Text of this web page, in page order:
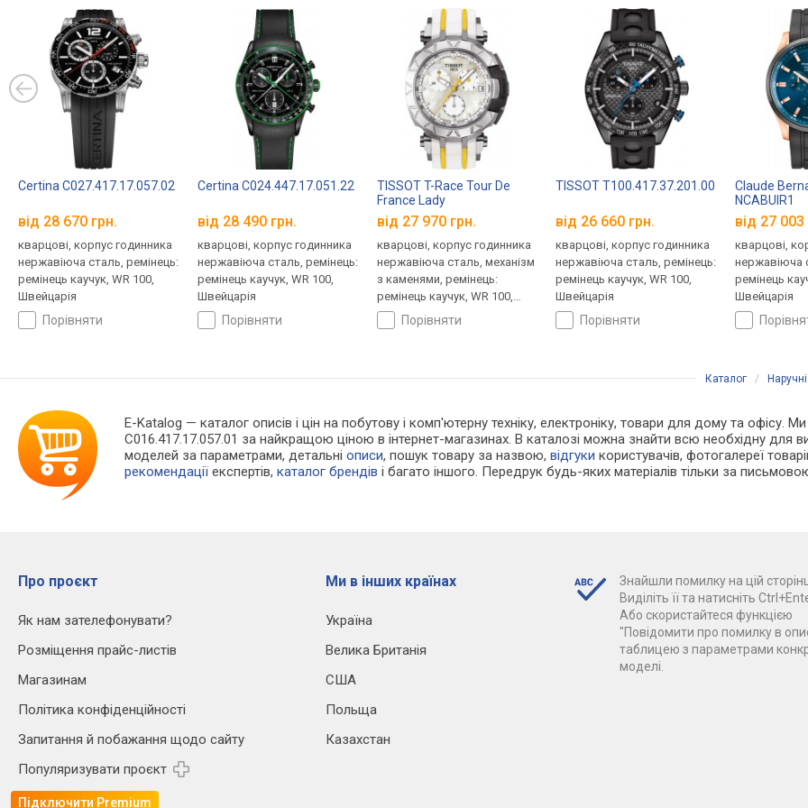
Certina C027.417.17.057.02
від 28 670 грн.
кварцові, корпус годинника
нержавіюча сталь, ремінець:
ремінець каучук, WR 100,
Швейцарія
порівняти
Certina C024.447.17.051.22
від 28 490 грн.
кварцові, корпус годинника
нержавіюча сталь, ремінець:
ремінець каучук, WR 100,
Швейцарія
порівняти
TISSOT T-Race Tour De
France Lady
T092.417.17.111.00
від 27 970 грн.
кварцові, корпус годинника
нержавіюча сталь, механізм
з каменями, ремінець:
ремінець каучук, WR 100,
Швейцаріяпорівняти
TISSOT T100.417.37.201.00
від 26 660 грн.
кварцові, корпус годинника
нержавіюча сталь, ремінець:
ремінець каучук, WR 100,
Швейцарія
порівняти
Claude
NCABUIR1
від 27 003
кварцові,
нержавіюча
ремінець
Швейцарія
Каталог /
E-Katalog — каталог описів і цін на побутову і комп'ютерну техніку, електроніку, товари для дому та офісу.
C016.417.17.057.01 за найкращою ціною в інтернет-магазинах. В каталозі можна знайти всю необхідну для
моделей за параметрами, детальніописи, пошук товару за назвою,відгуки користувачів, фотогалереї
рекомендації експертів,каталог брендів і багато іншого. Передрук будь-яких матеріалів тільки за
Про проєкт
Як нам зателефонувати?
Розміщення прайс-листів
Магазинам
Політика конфіденційності
Запитання й побажання щодо сайту
Популяризувати проєкт
Підключити Premium
Ми в інших країнах
Україна
Велика Британія
США
Польща
Казахстан
Знайшли помилку на цій
Виділіть її та натисніть
Або скористайтеся функцією
"Повідомити про помилку в
таблицею з параметрами
моделі.